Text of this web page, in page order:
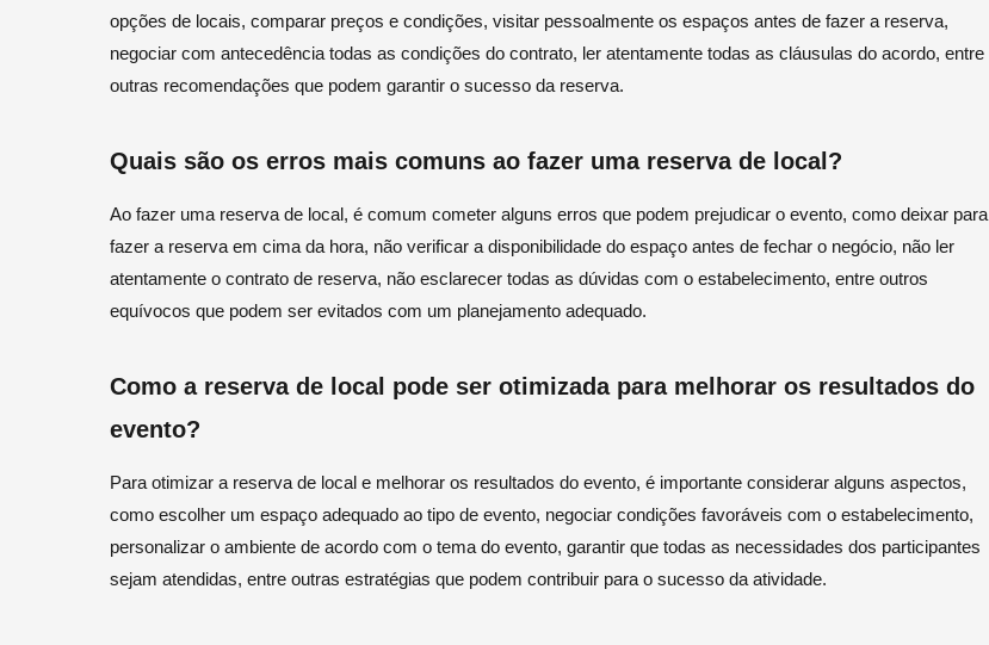
opções de locais, comparar preços e condições, visitar pessoalmente os espaços antes de fazer a reserva,
negociar com antecedência todas as condições do contrato, ler atentamente todas as cláusulas do acordo, entre
outras recomendações que podem garantir o sucesso da reserva.
Quais são os erros mais comuns ao fazer uma reserva de local?
Ao fazer uma reserva de local, é comum cometer alguns erros que podem prejudicar o evento, como deixar para
fazer a reserva em cima da hora, não verificar a disponibilidade do espaço antes de fechar o negócio, não ler
atentamente o contrato de reserva, não esclarecer todas as dúvidas com o estabelecimento, entre outros
equívocos que podem ser evitados com um planejamento adequado.
Como a reserva de local pode ser otimizada para melhorar os resultados do
evento?
Para otimizar a reserva de local e melhorar os resultados do evento, é importante considerar alguns aspectos,
como escolher um espaço adequado ao tipo de evento, negociar condições favoráveis com o estabelecimento,
personalizar o ambiente de acordo com o tema do evento, garantir que todas as necessidades dos participantes
sejam atendidas, entre outras estratégias que podem contribuir para o sucesso da atividade.